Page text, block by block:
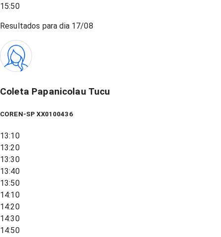
15:50
Resultados para dia 17/08
Coleta Papanicolau Tucu
COREN-SP XX0100436
13:10
13:20
13:30
13:40
13:50
14:10
14:20
14:30
14:50